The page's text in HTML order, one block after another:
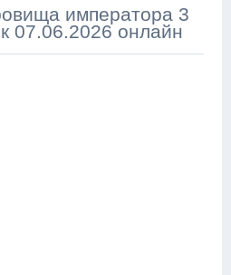
императора 3
07.06.2026 онлайн